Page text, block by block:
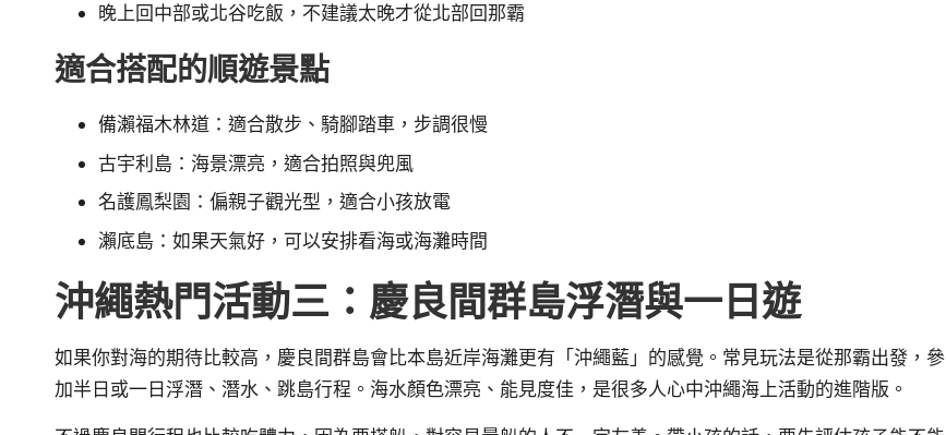
晚上回中部或北谷吃飯，不建議太晚才從北部回那霸
適合搭配的順遊景點
備瀨福木林道：適合散步、騎腳踏車，步調很慢
古宇利島：海景漂亮，適合拍照與兜風
名護鳳梨園：偏親子觀光型，適合小孩放電
瀨底島：如果天氣好，可以安排看海或海灘時間
沖繩熱門活動三：慶良間群島浮潛與一日遊
如果你對海的期待比較高，慶良間群島會比本島近岸海灘更有「沖繩藍」的感覺。常見玩法是從那霸出發，參
加半日或一日浮潛、潛水、跳島行程。海水顏色漂亮、能見度佳，是很多人心中沖繩海上活動的進階版。